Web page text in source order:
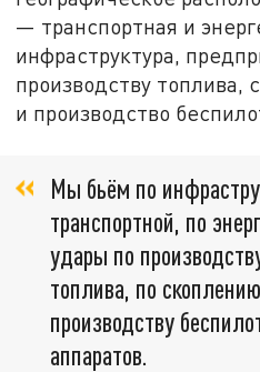
— транспортная и
инфраструктура,
производству топлива,
и производство
Мы бьём по
транспортной, по
удары по
топлива, по
производству
аппаратов.